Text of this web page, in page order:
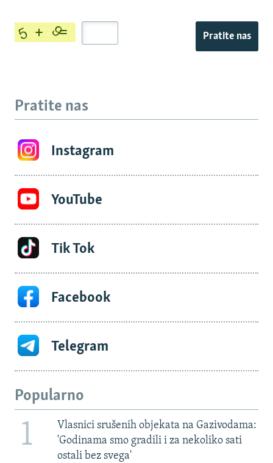
Pratite nas
Pratite nas
Instagram
YouTube
Tik Tok
Facebook
Telegram
Popularno
1
Vlasnici srušenih objekata na Gazivodama:
'Godinama smo gradili i za nekoliko sati
ostali bez svega'